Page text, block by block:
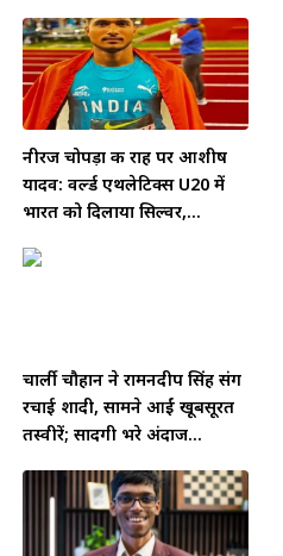
नीरज चोपड़ा की राह पर आशीष
यादव: वर्ल्ड एथलेटिक्स U20 में
भारत को दिलाया सिल्वर,...
चार्ली चौहान ने रामनदीप सिंह संग
रचाई शादी, सामने आईं खूबसूरत
तस्वीरें; सादगी भरे अंदाज...